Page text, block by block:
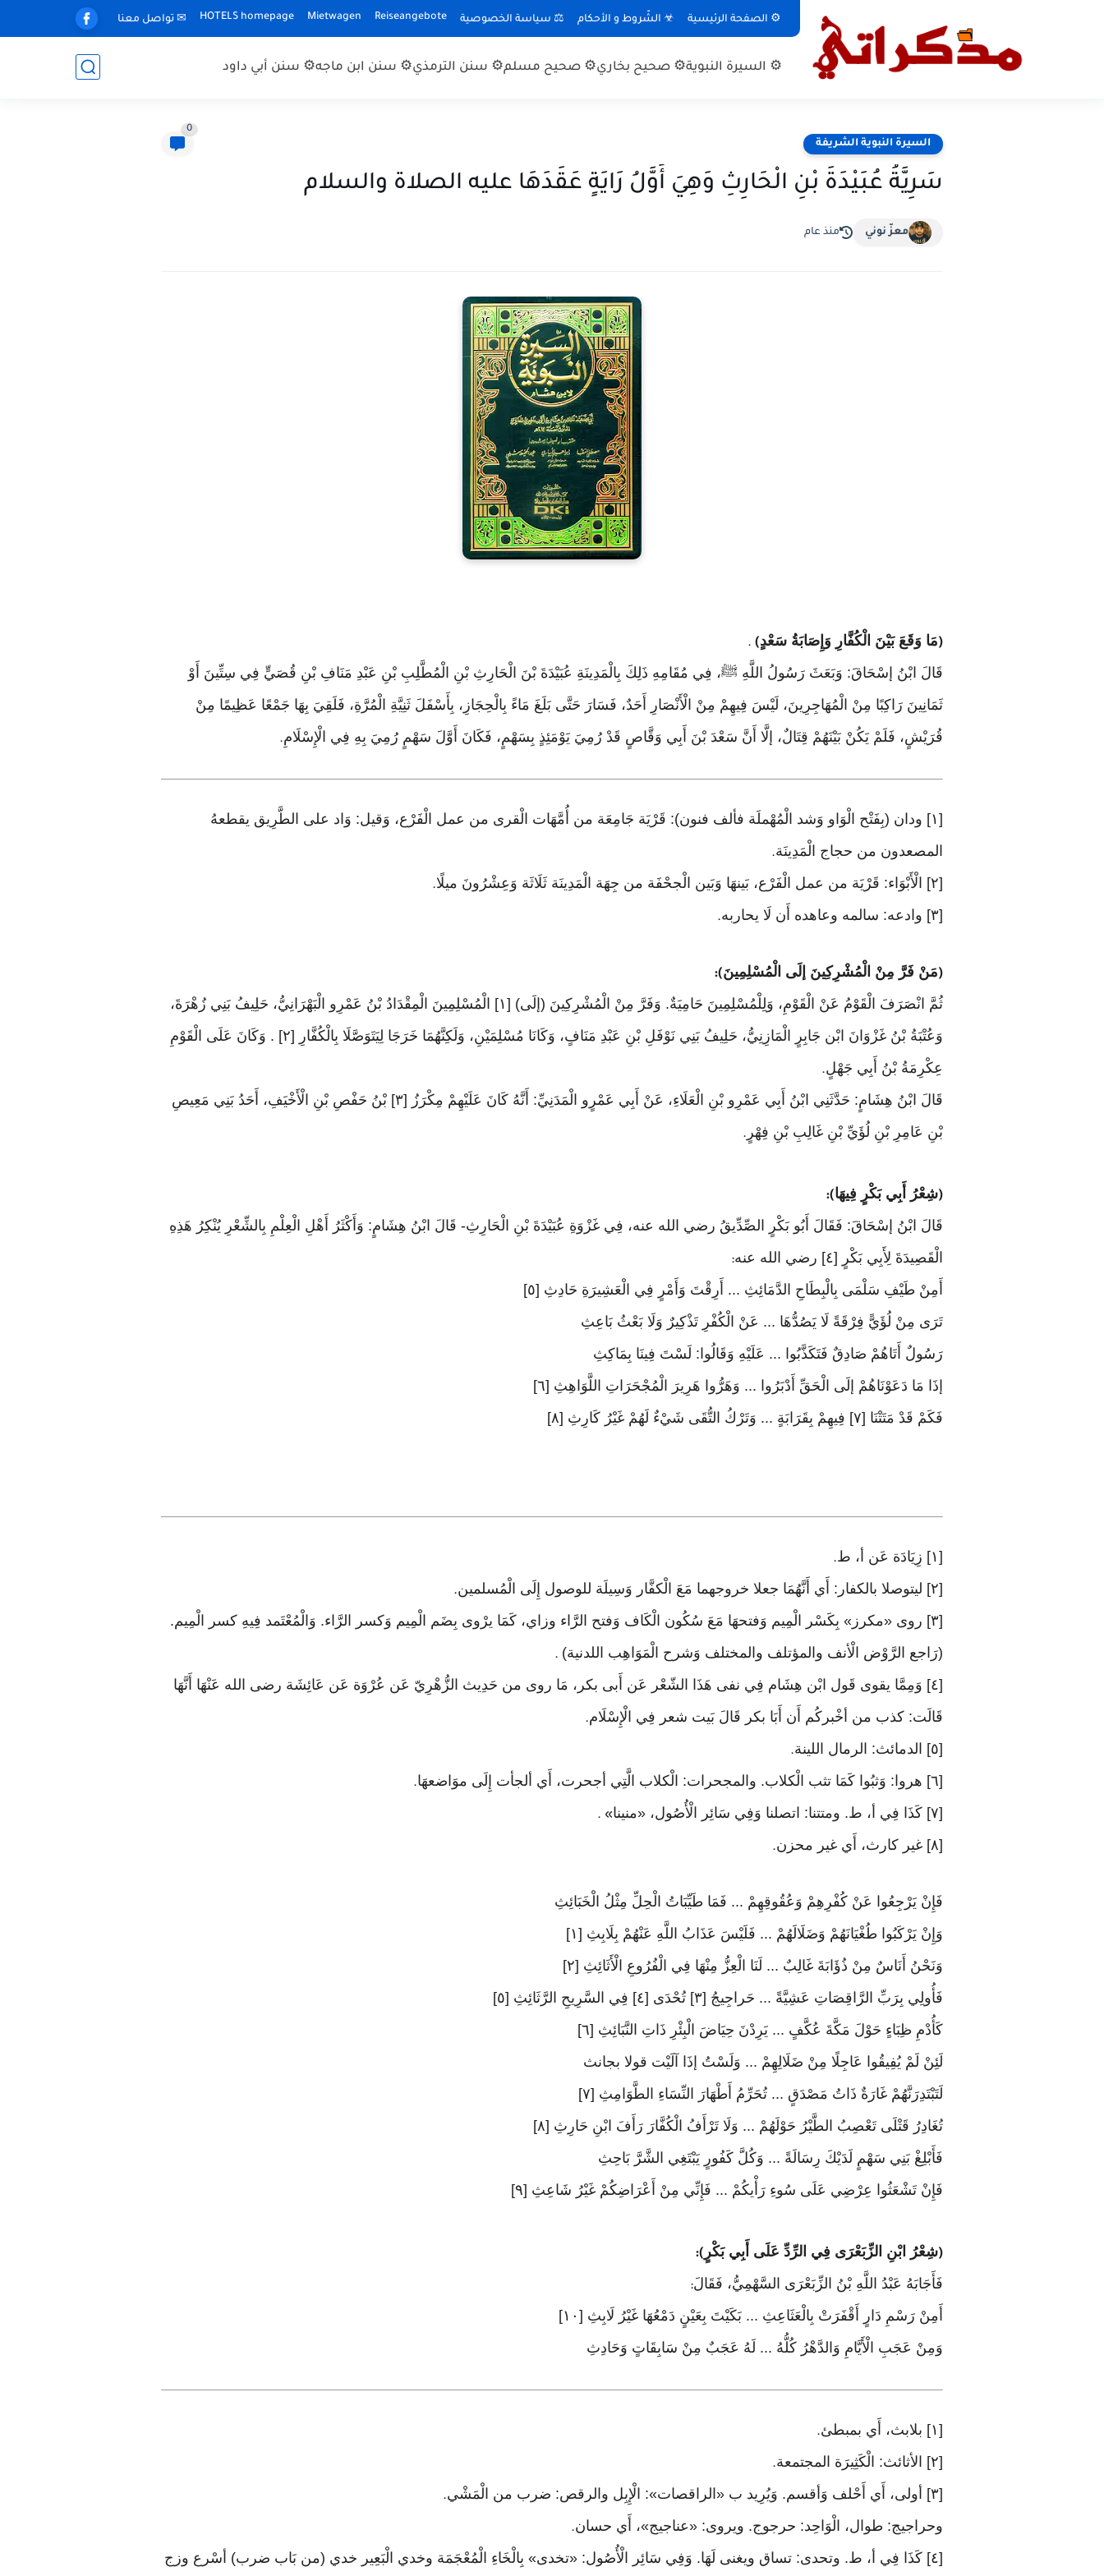
⚙ الصفحة الرئيسية ☣ الشّروط و الأحكام ⚖ سياسة الخصوصية Reiseangebote
Mietwagen
HOTELS homepage ✉ تواصل معنا
⚙ السيرة النبوية⚙ صحيح بخاري⚙ صحيح مسلم⚙ سنن الترمذي⚙ سنن ابن ماجه⚙ سنن أبي داود
السيرة النبوية الشريفة
0
سَرِيَّةُ عُبَيْدَةَ بْنِ الْحَارِثِ وَهِيَ أَوَّلُ رَايَةٍ عَقَدَهَا عليه الصلاة والسلام
معزّ نوني منذ عام
(مَا وَقَعَ بَيْنَ الْكُفَّارِ وَإِصَابَةُ سَعْدٍ)
.
قَالَ ابْنُ إسْحَاقَ: وَبَعَثَ رَسُولُ اللَّهِ ﷺ، فِي مُقَامِهِ ذَلِكَ بِالْمَدِينَةِ عُبَيْدَةَ بْنَ الْحَارِثِ بْنِ الْمُطَّلِبِ بْنِ عَبْدِ مَنَافِ بْنِ قُصَيٍّ فِي سِتِّينَ أَوْ
ثَمَانِينَ رَاكِبًا مِنْ الْمُهَاجِرِينَ، لَيْسَ فِيهِمْ مِنْ الْأَنْصَارِ أَحَدٌ، فَسَارَ حَتَّى بَلَغَ مَاءً بِالْحِجَازِ، بِأَسْفَلَ ثَنِيَّةِ الْمُرَّةِ، فَلَقِيَ بِهَا جَمْعًا عَظِيمًا مِنْ
قُرَيْشٍ، فَلَمْ يَكُنْ بَيْنَهُمْ قِتَالٌ، إلَّا أَنَّ سَعْدَ بْنَ أَبِي وَقَّاصٍ قَدْ رُمِيَ يَوْمَئِذٍ بِسَهْمٍ، فَكَانَ أَوَّلَ سَهْمٍ رُمِيَ بِهِ فِي الْإِسْلَامِ.
[١] ودان (بِفَتْح الْوَاو وَشد الْمُهْملَة فألف فنون): قَرْيَة جَامِعَة من أُمَّهَات الْقرى من عمل الْفَرْع، وَقيل: وَاد على الطَّرِيق يقطعهُ
المصعدون من حجاج الْمَدِينَة.
[٢] الْأَبْوَاء: قَرْيَة من عمل الْفَرْع، بَينهَا وَبَين الْجحْفَة من جِهَة الْمَدِينَة ثَلَاثَة وَعِشْرُونَ ميلًا .
[٣] وادعه: سالمه وعاهده أَن لَا يحاربه .
(مَنْ فَرَّ مِنْ الْمُشْرِكِينَ إلَى الْمُسْلِمِينَ):
ثُمَّ انْصَرَفَ الْقَوْمُ عَنْ الْقَوْمِ، وَلِلْمُسْلِمِينَ حَامِيَةٌ. وَفَرَّ مِنْ الْمُشْرِكِينَ (إلَى) [١] الْمُسْلِمِينَ الْمِقْدَادُ بْنُ عَمْرِو الْبَهْرَانِيُّ، حَلِيفُ بَنِي زُهْرَةَ،
وَعُتْبَةُ بْنُ غَزْوَانَ ابْن جَابِرٍ الْمَازِنِيُّ، حَلِيفُ بَنِي نَوْفَلِ بْنِ عَبْدِ مَنَافٍ، وَكَانَا مُسْلِمَيْنِ، وَلَكِنَّهُمَا خَرَجَا لِيَتَوَصَّلَا بِالْكُفَّارِ [٢] . وَكَانَ عَلَى الْقَوْمِ
عِكْرِمَةُ بْنُ أَبِي جَهْلٍ.
قَالَ ابْنُ هِشَامٍ: حَدَّثَنِي ابْنُ أَبِي عَمْرِو بْنِ الْعَلَاءِ، عَنْ أَبِي عَمْرٍو الْمَدَنِيِّ: أَنَّهُ كَانَ عَلَيْهِمْ مِكْرَزُ [٣] بْنُ حَفْصِ بْنِ الْأَخْيَفِ، أَحَدُ بَنِي مَعِيصِ
بْنِ عَامِرِ بْنِ لُؤَيِّ بْنِ غَالِبِ بْنِ فِهْرٍ .
(شِعْرُ أَبِي بَكْرٍ فِيهَا):
قَالَ ابْنُ إسْحَاقَ: فَقَالَ أَبُو بَكْرٍ الصِّدِّيقُ رضي الله عنه، فِي غَزْوَةِ عُبَيْدَةَ بْنِ الْحَارِثِ- قَالَ ابْنُ هِشَامٍ: وَأَكْثَرُ أَهْلِ الْعِلْمِ بِالشِّعْرِ يُنْكِرُ هَذِهِ
الْقَصِيدَةَ لِأَبِي بَكْرٍ [٤] رضي الله عنه
:
أَمِنْ طَيْفِ سَلْمَى بِالْبِطَاحِ الدَّمَائِثِ ... أَرِقْتَ وَأَمْرٍ فِي الْعَشِيرَةِ حَادِثِ [٥]
تَرَى مِنْ لُؤَيًّ فِرْقَةً لَا يَصُدُّهَا ... عَنْ الْكُفْرِ تَذْكِيرٌ وَلَا بَعْثُ بَاعِثِ
رَسُولٌ أَتَاهُمْ صَادِقٌ فَتَكَذَّبُوا ... عَلَيْهِ وَقَالُوا: لَسْتَ فِينَا بِمَاكِثِ
إذَا مَا دَعَوْنَاهُمْ إلَى الْحَقِّ أَدْبَرُوا ... وَهَرُّوا هَرِيرَ الْمُجْحَرَاتِ اللَّوَاهِثِ [٦]
فَكَمْ قَدْ مَتَتْنَا [٧] فِيهِمْ بِقَرَابَةٍ ... وَتَرْكُ التُّقَى شَيْءٌ لَهُمْ غَيْرُ كَارِثِ [٨]
[١] زِيَادَة عَن أ، ط .
[٢] ليتوصلا بالكفار: أَي أَنَّهُمَا جعلا خروجهما مَعَ الْكفَّار وَسِيلَة للوصول إِلَى الْمُسلمين .
[٣] روى «مكرز» بِكَسْر الْمِيم وَفتحهَا مَعَ سُكُون الْكَاف وَفتح الرَّاء وزاي، كَمَا يرْوى بِضَم الْمِيم وَكسر الرَّاء. وَالْمُعْتَمد فِيهِ كسر الْمِيم.
(رَاجع الرَّوْض الْأنف والمؤتلف والمختلف وَشرح الْمَوَاهِب اللدنية) .
[٤] وَمِمَّا يقوى قَول ابْن هِشَام فِي نفى هَذَا الشّعْر عَن أَبى بكر، مَا روى من حَدِيث الزُّهْرِيّ عَن عُرْوَة عَن عَائِشَة رضى الله عَنْهَا أَنَّهَا
قَالَت: كذب من أخْبركُم أَن أَبَا بكر قَالَ بَيت شعر فِي الْإِسْلَام.
[٥] الدمائث: الرمال اللينة .
[٦] هروا: وَثبُوا كَمَا تثب الْكلاب. والمجحرات: الْكلاب الَّتِي أجحرت، أَي ألجأت إِلَى موَاضعهَا .
[٧] كَذَا فِي أ، ط. ومتتنا: اتصلنا وَفِي سَائِر الْأُصُول، «منينا » .
[٨] غير كارث، أَي غير محزن .
فَإِنْ يَرْجِعُوا عَنْ كُفْرِهِمْ وَعُقُوقِهِمْ ... فَمَا طَيِّبَاتُ الْحِلِّ مِثْلُ الْخَبَائِثِ
وَإِنْ يَرْكَبُوا طُغْيَانَهُمْ وَضَلَالَهُمْ ... فَلَيْسَ عَذَابُ اللَّهِ عَنْهُمْ بِلَابِثِ [١]
وَنَحْنُ أَنَاسٌ مِنْ ذُؤَابَةَ غَالِبٌ ... لَنَا الْعِزُّ مِنْهَا فِي الْفُرُوعِ الْأَثَائِثِ [٢]
فَأُولِي بِرَبِّ الرَّاقِصَاتِ عَشِيَّةً ... حَراجِيجُ [٣] تُحْدَى [٤] فِي السَّرِيحِ الرَّثَائِثِ [٥]
كَأُدْمِ ظِبَاءٍ حَوْلَ مَكَّةَ عُكَّفٍ ... يَرِدْنَ حِيَاضَ الْبِئْرِ ذَاتِ النَّبَائِثِ [٦]
لَئِنْ لَمْ يُفِيقُوا عَاجِلًا مِنْ ضَلَالِهِمْ ... وَلَسْتُ إذَا آلَيْت قولا بجانث
لَتَبْتَدِرَنَّهُمْ غَارَةٌ ذَاتُ مَصْدَقٍ ... تُحَرِّمُ أَطْهَارَ النِّسَاءِ الطَّوَامِثِ [٧]
تُغَادِرُ قَتْلَى تَعْصِبُ الطَّيْرُ حَوْلَهُمْ ... وَلَا تَرْأَفُ الْكُفَّارَ رَأَفَ ابْنِ حَارِثِ [٨]
فَأَبْلِغْ بَنِي سَهْمٍ لَدَيْكَ رِسَالَةً ... وَكُلَّ كَفُورٍ يَبْتَغِي الشَّرَّ بَاحِثِ
فَإِنْ تَشْعَثُوا عِرْضِي عَلَى سُوءِ رَأْيكُمْ ... فَإِنِّي مِنْ أَعْرَاضِكُمْ غَيْرُ شَاعِثِ [٩]
(شِعْرُ ابْنِ الزِّبَعْرَى فِي الرِّدِّ عَلَى أَبِي بَكْرٍ ):
فَأَجَابَهُ عَبْدُ اللَّهِ بْنُ الزِّبَعْرَى السَّهْمِيُّ، فَقَالَ:
أَمِنْ رَسْمِ دَارٍ أَقْفَرَتْ بِالْعَثَاعِثِ ... بَكَيْتَ بِعَيْنٍ دَمْعُهَا غَيْرُ لَابِثِ [١٠]
وَمِنْ عَجَبِ الْأَيَّامِ وَالدَّهْرُ كُلُّهُ ... لَهُ عَجَبٌ مِنْ سَابِقَاتٍ وَحَادِثِ
[١] بلابث، أَي بمبطئ .
[٢] الأثائث: الْكَثِيرَة المجتمعة .
[٣] أولى، أَي أَحْلف وَأقسم. وَيُرِيد ب «الراقصات»: الْإِبِل والرقص: ضرب من الْمَشْي .
وحراجيج: طوال، الْوَاحِد: حرجوج. ويروى: «عناجيج»، أَي حسان.
[٤] كَذَا فِي أ، ط. وتحدى: تساق ويغنى لَهَا. وَفِي سَائِر الْأُصُول: «تخدى» بِالْخَاءِ الْمُعْجَمَة وخدي الْبَعِير خدي (من بَاب ضرب) أسْرع وزج